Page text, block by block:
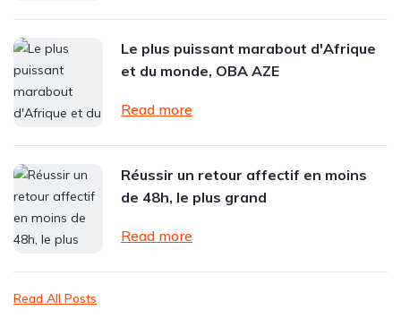
Le plus puissant marabout d'Afrique
et du monde, OBA AZE
Read more
Réussir un retour affectif en moins
de 48h, le plus grand
Read more
Read All Posts